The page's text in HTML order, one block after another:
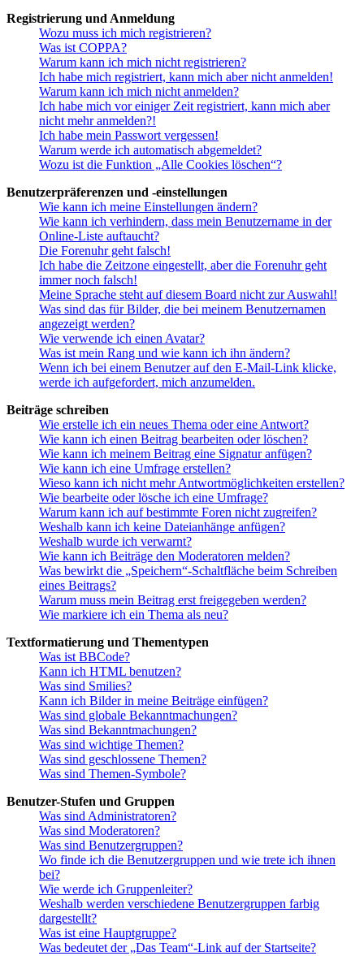
Registrierung und Anmeldung
Wozu muss ich mich registrieren?
Was ist COPPA?
Warum kann ich mich nicht registrieren?
Ich habe mich registriert, kann mich aber nicht anmelden!
Warum kann ich mich nicht anmelden?
Ich habe mich vor einiger Zeit registriert, kann mich aber
nicht mehr anmelden?!
Ich habe mein Passwort vergessen!
Warum werde ich automatisch abgemeldet?
Wozu ist die Funktion „Alle Cookies löschen“?
Benutzerpräferenzen und -einstellungen
Wie kann ich meine Einstellungen ändern?
Wie kann ich verhindern, dass mein Benutzername in der
Online-Liste auftaucht?
Die Forenuhr geht falsch!
Ich habe die Zeitzone eingestellt, aber die Forenuhr geht
immer noch falsch!
Meine Sprache steht auf diesem Board nicht zur Auswahl!
Was sind das für Bilder, die bei meinem Benutzernamen
angezeigt werden?
Wie verwende ich einen Avatar?
Was ist mein Rang und wie kann ich ihn ändern?
Wenn ich bei einem Benutzer auf den E-Mail-Link klicke,
werde ich aufgefordert, mich anzumelden.
Beiträge schreiben
Wie erstelle ich ein neues Thema oder eine Antwort?
Wie kann ich einen Beitrag bearbeiten oder löschen?
Wie kann ich meinem Beitrag eine Signatur anfügen?
Wie kann ich eine Umfrage erstellen?
Wieso kann ich nicht mehr Antwortmöglichkeiten erstellen?
Wie bearbeite oder lösche ich eine Umfrage?
Warum kann ich auf bestimmte Foren nicht zugreifen?
Weshalb kann ich keine Dateianhänge anfügen?
Weshalb wurde ich verwarnt?
Wie kann ich Beiträge den Moderatoren melden?
Was bewirkt die „Speichern“-Schaltfläche beim Schreiben
eines Beitrags?
Warum muss mein Beitrag erst freigegeben werden?
Wie markiere ich ein Thema als neu?
Textformatierung und Thementypen
Was ist BBCode?
Kann ich HTML benutzen?
Was sind Smilies?
Kann ich Bilder in meine Beiträge einfügen?
Was sind globale Bekanntmachungen?
Was sind Bekanntmachungen?
Was sind wichtige Themen?
Was sind geschlossene Themen?
Was sind Themen-Symbole?
Benutzer-Stufen und Gruppen
Was sind Administratoren?
Was sind Moderatoren?
Was sind Benutzergruppen?
Wo finde ich die Benutzergruppen und wie trete ich ihnen
bei?
Wie werde ich Gruppenleiter?
Weshalb werden verschiedene Benutzergruppen farbig
dargestellt?
Was ist eine Hauptgruppe?
Was bedeutet der „Das Team“-Link auf der Startseite?